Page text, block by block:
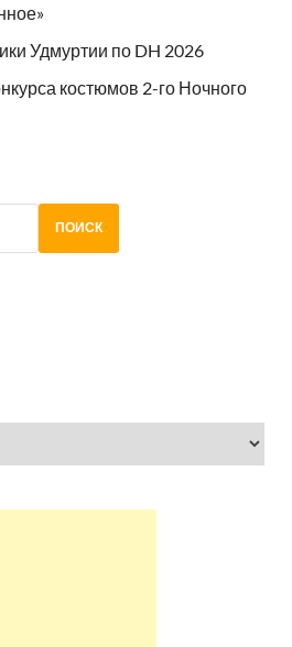
Удмуртии по DH 2026
костюмов 2-го Ночного
ПОИСК